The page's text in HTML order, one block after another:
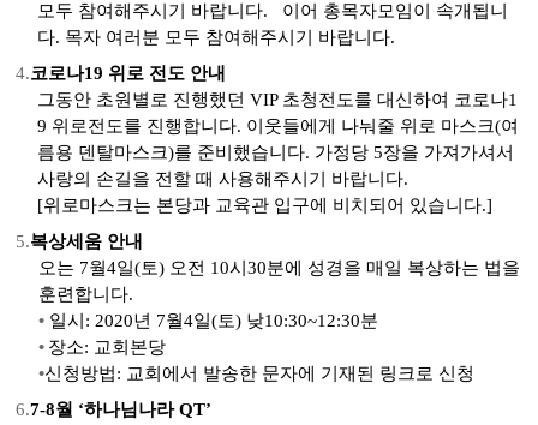
모두 참여해주시기 바랍니다.
이어 총목자모임이 속개됩니
다. 목자 여러분 모두 참여해주시기 바랍니다.
4.코로나19 위로 전도 안내
그동안 초원별로 진행했던VIP 초청전도를 대신하여 코로나1
9 위로전도를 진행합니다. 이웃들에게 나눠줄 위로 마스크(여
름용 덴탈마스크)를 준비했습니다. 가정당5장을 가져가셔서
사랑의 손길을 전할 때 사용해주시기 바랍니다.
[위로마스크는 본당과 교육관 입구에 비치되어 있습니다.]
5.복상세움 안내
오는 7월4일(토) 오전 10시30분에 성경을 매일 복상하는 법을
훈련합니다.
• 일시 : 2020년 7월4일(토) 낮10:30~12:30분
• 장소: 교회본당
•신청방법: 교회에서 발송한 문자에 기재된 링크로 신청
6.7-8월 ‘하나님나라QT’